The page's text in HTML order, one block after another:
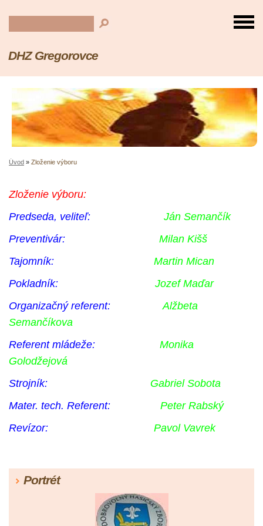
DHZ Gregorovce
Úvod » Zloženie výboru
Zloženie výboru:
Predseda, veliteľ:
Ján Semančík
Preventivár:
Milan Kišš
Tajomník:
Martin Mican
Pokladník:
Jozef Maďar
Organizačný referent:Alžbeta
Semančíkova
Referent mládeže:
Monika
Golodžejová
Strojník:
Gabriel Sobota
Mater. tech. Referent:
Peter Rabský
Revízor:
Pavol Vavrek
Portrét